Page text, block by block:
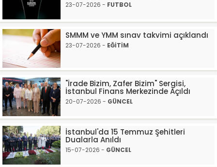
23-07-2026 - FUTBOL
SMMM ve YMM sınav takvimi açıklandı
23-07-2026 - EĞİTİM
"İrade Bizim, Zafer Bizim" Sergisi,
İstanbul Finans Merkezinde Açıldı
20-07-2026 - GÜNCEL
İstanbul'da 15 Temmuz Şehitleri
Dualarla Anıldı
15-07-2026 - GÜNCEL